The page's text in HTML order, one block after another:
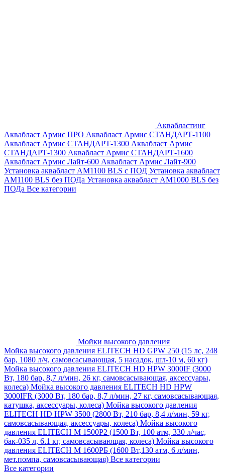
Аквабластинг
Аквабласт Армис ПРО Аквабласт Армис СТАНДАРТ-1100
Аквабласт Армис СТАНДАРТ-1300 Аквабласт Армис
СТАНДАРТ-1300 Аквабласт Армис СТАНДАРТ-1600
Аквабласт Армис Лайт-600 Аквабласт Армис Лайт-900
Установка аквабласт AM1100 BLS с ПОД Установка аквабласт
AM1100 BLS без ПОДа Установка аквабласт AM1000 BLS без
ПОДа Все категории
Мойки высокого давления
Мойка высокого давления ELITECH HD GPW 250 (15 лс, 248
бар, 1080 л/ч, самовсасывающая, 5 насадок, шл-10 м, 60 кг)
Мойка высокого давления ELITECH HD HPW 3000IF (3000
Вт, 180 бар, 8,7 л/мин, 26 кг, самовсасывающая, аксессуары,
колеса) Мойка высокого давления ELITECH HD HPW
3000IFR (3000 Вт, 180 бар, 8,7 л/мин, 27 кг, самовсасывающая,
катушка, аксессуары, колеса) Мойка высокого давления
ELITECH HD HPW 3500 (2800 Вт, 210 бар, 8,4 л/мин, 59 кг,
самовсасывающая, аксессуары, колеса) Мойка высокого
давления ELITECH M 1500P2 (1500 Вт, 100 атм, 330 л/час,
бак-035 л, 6.1 кг, самовсасывающая, колеса) Мойка высокого
давления ELITECH М 1600РБ (1600 Вт,130 атм, 6 л/мин,
мет.помпа, самовсасывающая) Все категории
Все категории